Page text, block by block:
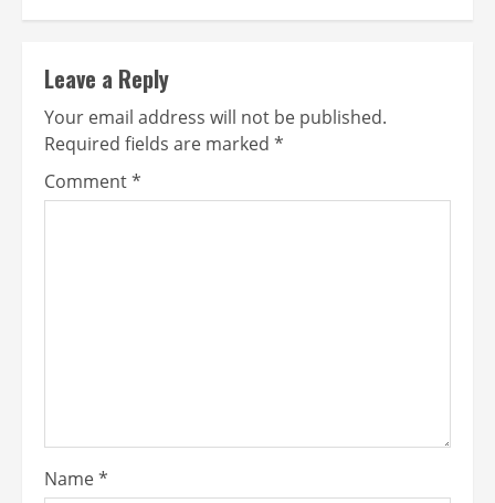
Leave a Reply
Your email address will not be published.
Required fields are marked *
Comment*
Name*